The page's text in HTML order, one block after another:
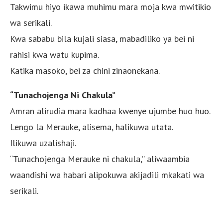
Takwimu hiyo ikawa muhimu mara moja kwa mwitikio
wa serikali.
Kwa sababu bila kujali siasa, mabadiliko ya bei ni
rahisi kwa watu kupima.
Katika masoko, bei za chini zinaonekana.
“Tunachojenga Ni Chakula”
Amran alirudia mara kadhaa kwenye ujumbe huo huo.
Lengo la Merauke, alisema, halikuwa utata.
Ilikuwa uzalishaji.
“Tunachojenga Merauke ni chakula,” aliwaambia
waandishi wa habari alipokuwa akijadili mkakati wa
serikali.